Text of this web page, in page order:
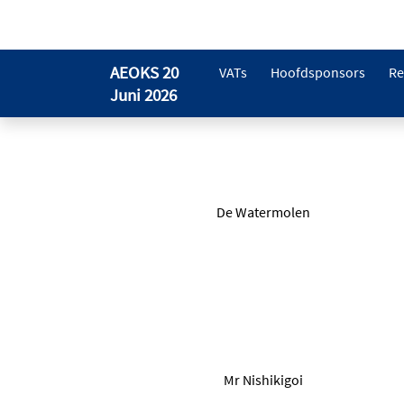
AEOKS 20
Juni 2026
VATs Hoofdsponsors
De Watermolen
Mr Nishikigoi